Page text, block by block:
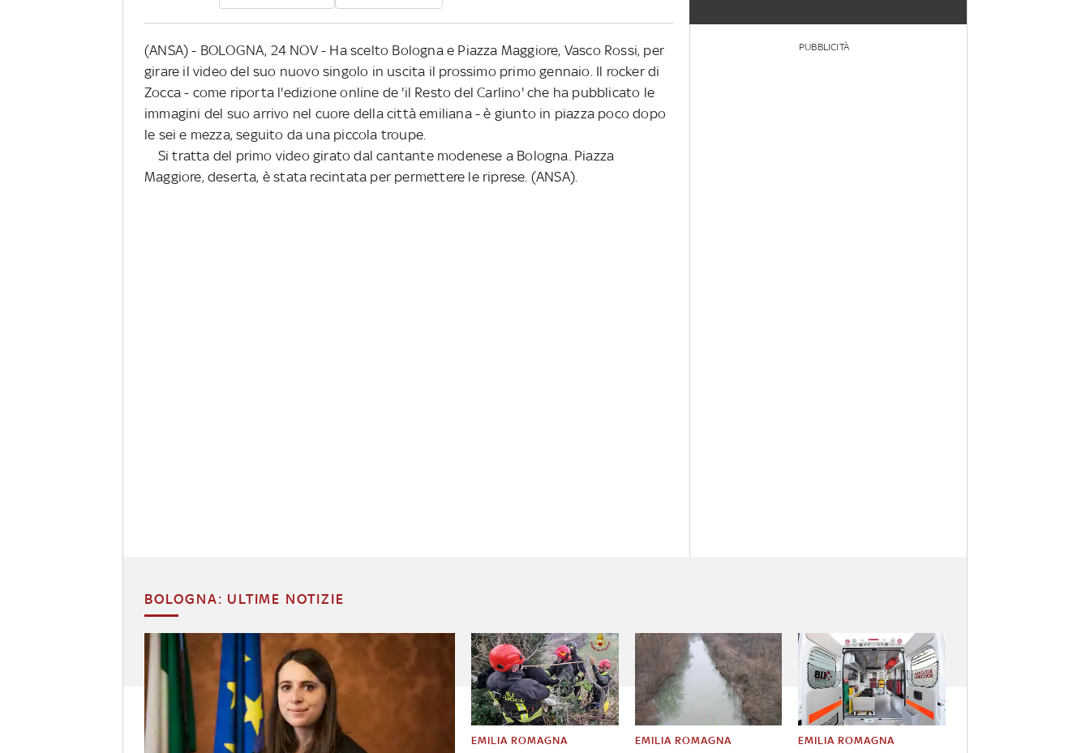
(ANSA) - BOLOGNA, 24 NOV - Ha scelto Bologna e Piazza Maggiore, Vasco Rossi, per
girare il video del suo nuovo singolo in uscita il prossimo primo gennaio. Il rocker di
Zocca - come riporta l'edizione online de 'il Resto del Carlino' che ha pubblicato le
immagini del suo arrivo nel cuore della città emiliana - è giunto in piazza poco dopo
le sei e mezza, seguito da una piccola troupe.
Si tratta del primo video girato dal cantante modenese a Bologna. Piazza
Maggiore, deserta, è stata recintata per permettere le riprese. (ANSA).
PUBBLICITÀ
BOLOGNA: ULTIME NOTIZIE
EMILIA ROMAGNA EMILIA ROMAGNA EMILIA ROMAGNA